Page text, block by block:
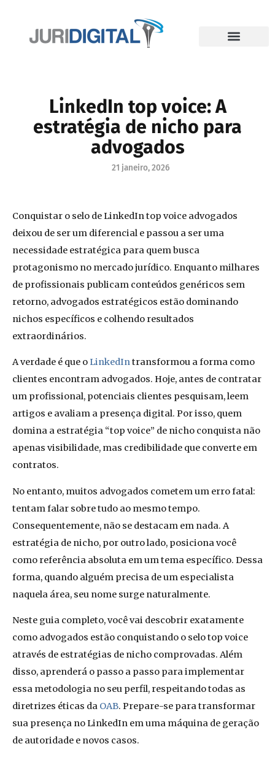
LinkedIn top voice: A
estratégia de nicho para
advogados
21 janeiro, 2026
Conquistar o selo de LinkedIn top voice advogados
deixou de ser um diferencial e passou a ser uma
necessidade estratégica para quem busca
protagonismo no mercado jurídico. Enquanto milhares
de profissionais publicam conteúdos genéricos sem
retorno, advogados estratégicos estão dominando
nichos específicos e colhendo resultados
extraordinários.
A verdade é que oLinkedIntransformou a forma como
clientes encontram advogados. Hoje, antes de contratar
um profissional, potenciais clientes pesquisam, leem
artigos e avaliam a presença digital. Por isso, quem
domina a estratégia “top voice” de nicho conquista não
apenas visibilidade, mas credibilidade que converte em
contratos.
No entanto, muitos advogados cometem um erro fatal:
tentam falar sobre tudo ao mesmo tempo.
Consequentemente, não se destacam em nada. A
estratégia de nicho, por outro lado, posiciona você
como referência absoluta em um tema específico. Dessa
forma, quando alguém precisa de um especialista
naquela área, seu nome surge naturalmente.
Neste guia completo, você vai descobrir exatamente
como advogados estão conquistando o selo top voice
através de estratégias de nicho comprovadas. Além
disso, aprenderá o passo a passo para implementar
essa metodologia no seu perfil, respeitando todas as
diretrizes éticas da OAB. Prepare-se para transformar
sua presença no LinkedIn em uma máquina de geração
de autoridade e novos casos.